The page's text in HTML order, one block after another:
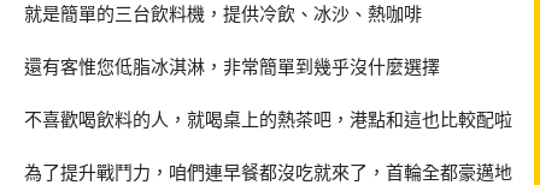
就是簡單的三台飲料機，提供冷飲、冰沙、熱咖啡
還有客惟您低脂冰淇淋，非常簡單到幾乎沒什麼選擇
不喜歡喝飲料的人，就喝桌上的熱茶吧，港點和這也比較配啦
為了提升戰鬥力，咱們連早餐都沒吃就來了，首輪全都豪邁地